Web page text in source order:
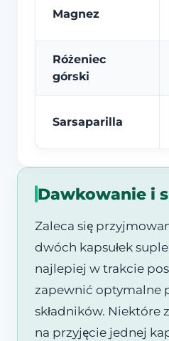
Magnez
Różeniec
górski
Sarsaparilla
Dawkowanie i
Zaleca się
dwóch kapsułek
najlepiej w trakcie
zapewnić optymalne
składników. Niektóre
na przyjęcie jednej